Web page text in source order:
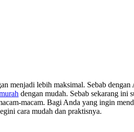
menjadi lebih maksimal. Sebab dengan
dengan mudah. Sebab sekarang ini
macam. Bagi Anda yang ingin
cara mudah dan praktisnya.